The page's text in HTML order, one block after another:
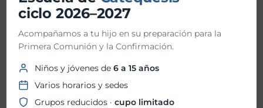
ciclo 2026–2027
Acompañamos a tu hijo en su preparación para la
Primera Comunión y la Confirmación.
Niños y jóvenes de6 a 15 años
Varios horarios y sedes
Grupos reducidos ·cupo limitado